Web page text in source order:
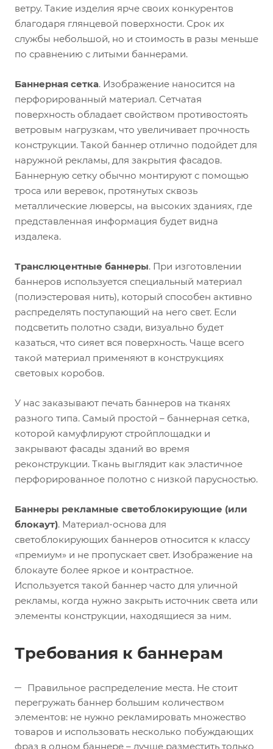
ветру. Такие изделия ярче своих конкурентов
благодаря глянцевой поверхности. Срок их
службы небольшой, но и стоимость в разы меньше
по сравнению с литыми баннерами.
Баннерная сетка. Изображение наносится на
перфорированный материал. Сетчатая
поверхность обладает свойством противостоять
ветровым нагрузкам, что увеличивает прочность
конструкции. Такой баннер отлично подойдет для
наружной рекламы, для закрытия фасадов.
Баннерную сетку обычно монтируют с помощью
троса или веревок, протянутых сквозь
металлические люверсы, на высоких зданиях, где
представленная информация будет видна
издалека.
Транслюцентные баннеры. При изготовлении
баннеров используется специальный материал
(полиэстеровая нить), который способен активно
распределять поступающий на него свет. Если
подсветить полотно сзади, визуально будет
казаться, что сияет вся поверхность. Чаще всего
такой материал применяют в конструкциях
световых коробов.
У нас заказывают печать баннеров на тканях
разного типа. Самый простой – баннерная сетка,
которой камуфлируют стройплощадки и
закрывают фасады зданий во время
реконструкции. Ткань выглядит как эластичное
перфорированное полотно с низкой парусностью.
Баннеры рекламные светоблокирующие (или
блокаут). Материал-основа для
светоблокирующих баннеров относится к классу
«премиум» и не пропускает свет. Изображение на
блокауте более яркое и контрастное.
Используется такой баннер часто для уличной
рекламы, когда нужно закрыть источник света или
элементы конструкции, находящиеся за ним.
Требования к баннерам
Правильное распределение места. Не стоит
перегружать баннер большим количеством
элементов: не нужно рекламировать множество
товаров и использовать несколько побуждающих
фраз в одном баннере – лучше разместить только